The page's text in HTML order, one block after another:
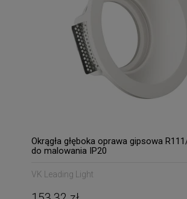
Okrągła głęboka oprawa gipsowa
do malowania IP20
VK Leading Light